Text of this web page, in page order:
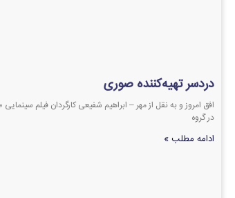
دردسر تهیه‌کننده صوری
افق امروز و به نقل از مهر – ابراهیم شفیعی کارگردان فیلم
در گروه
ادامه مطلب »